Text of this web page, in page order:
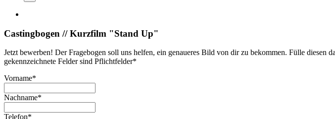
Castingbogen // Kurzfilm "Stand Up"
Jetzt bewerben! Der Fragebogen soll uns helfen, ein genaueres Bild von dir zu bekommen. Fülle
gekennzeichnete Felder sind Pflichtfelder*
Vorname*
Nachname*
Telefon*